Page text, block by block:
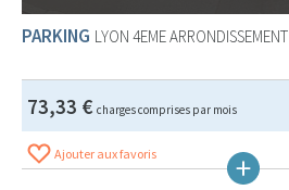
PARKING LYON 4EME ARRONDISSEMENT
73,33 € charges comprises par mois
Ajouter aux favoris